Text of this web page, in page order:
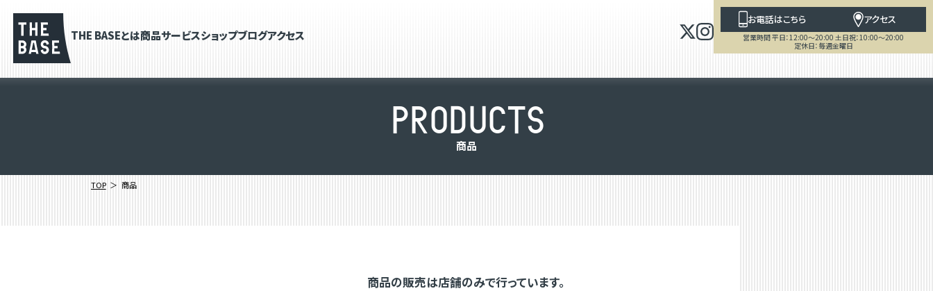
THE BASEとは商品サービスショップブログアクセス
お電話はこちら アクセス
営業時間 平日：12:00～20:00 土日祝：10:00～20:00
定休日：毎週金曜日
PRODUCTS
商品
TOP 商品
商品の販売は店舗のみで行っています。